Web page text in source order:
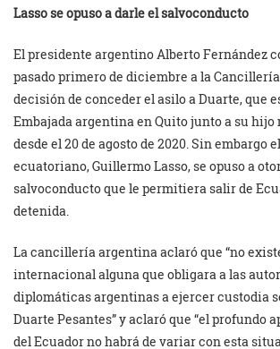
Lasso se opuso a darle el salvoconducto
El presidente argentino Alberto Fernández
pasado primero de diciembre a la
decisión de conceder el asilo a Duarte, que
Embajada argentina en Quito junto a su hijo
desde el 20 de agosto de 2020. Sin embargo
ecuatoriano, Guillermo Lasso, se opuso a
salvoconducto que le permitiera salir de
detenida.
La cancillería argentina aclaró que “no
internacional alguna que obligara a las
diplomáticas argentinas a ejercer custodia
Duarte Pesantes” y aclaró que “el profundo
del Ecuador no habrá de variar con esta